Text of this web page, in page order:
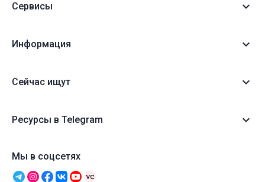
Сервисы
Информация
Сейчас ищут
Ресурсы в Telegram
Мы в соцсетях